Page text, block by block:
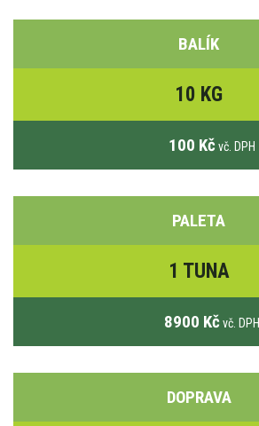
BALÍK
10 KG
100 Kč vč. DPH
PALETA
1 TUNA
8900 Kč vč. DPH
DOPRAVA